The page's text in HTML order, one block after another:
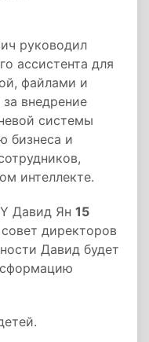
руководил
ассистента для
файлами и
внедрение
системы
бизнеса и
интеллекте.
Давид Ян 15
директоров
Давид будет